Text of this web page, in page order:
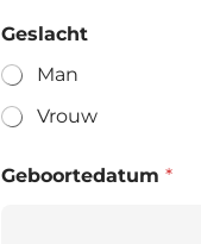
Geslacht
Man
Vrouw
Geboortedatum *